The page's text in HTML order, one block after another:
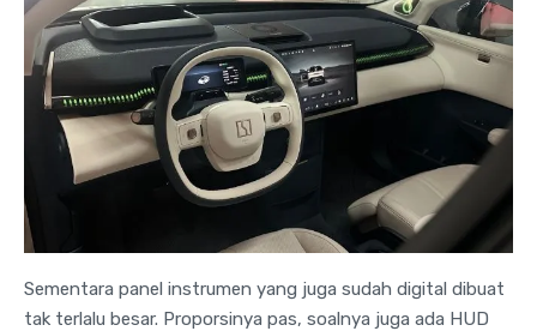
Sementara panel instrumen yang juga sudah digital dibuat
tak terlalu besar. Proporsinya pas, soalnya juga ada HUD